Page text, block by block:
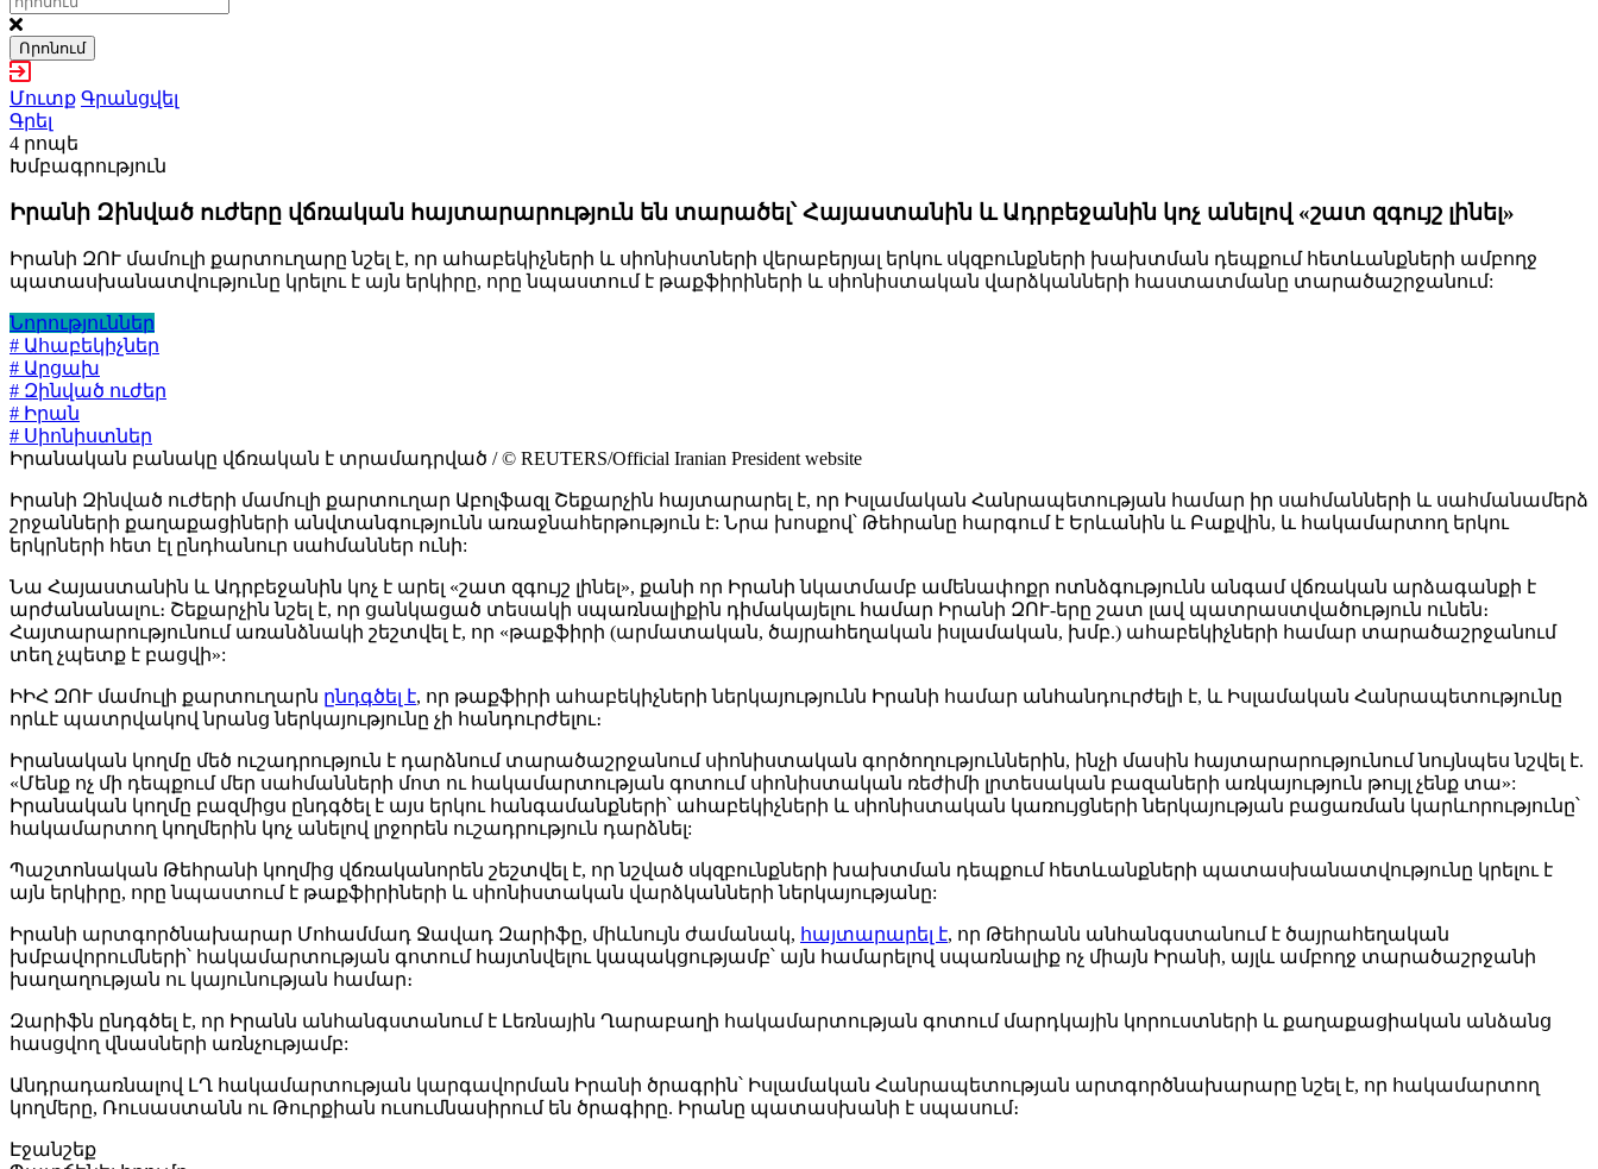
Որոնում
Մուտք Գրանցվել
Գրել
4 րոպե
Խմբագրություն
Իրանի Զինված ուժերը վճռական հայտարարություն են տարածել՝ Հայաստանին և Ադրբեջանին կոչ անելով «շատ զգույշ լինել»
Իրանի ԶՈՒ մամուլի քարտուղարը նշել է, որ ահաբեկիչների և սիոնիստների վերաբերյալ երկու սկզբունքների խախտման դեպքում հետևանքների ամբողջ
պատասխանատվությունը կրելու է այն երկիրը, որը նպաստում է թաքֆիրիների և սիոնիստական վարձկանների հաստատմանը տարածաշրջանում:
Նորություններ
# Ահաբեկիչներ
# Արցախ
# Զինված ուժեր
# Իրան
# Սիոնիստներ
Իրանական բանակը վճռական է տրամադրված / © REUTERS/Official Iranian President website
Իրանի Զինված ուժերի մամուլի քարտուղար Աբոլֆազլ Շեքարչին հայտարարել է, որ Իսլամական Հանրապետության համար իր սահմանների և սահմանամերձ
շրջանների քաղաքացիների անվտանգությունն առաջնահերթություն է: Նրա խոսքով՝ Թեհրանը հարգում է Երևանին և Բաքվին, և հակամարտող երկու
երկրների հետ էլ ընդհանուր սահմաններ ունի:
Նա Հայաստանին և Ադրբեջանին կոչ է արել «շատ զգույշ լինել», քանի որ Իրանի նկատմամբ ամենափոքր ոտնձգությունն անգամ վճռական արձագանքի է
արժանանալու։ Շեքարչին նշել է, որ ցանկացած տեսակի սպառնալիքին դիմակայելու համար Իրանի ԶՈՒ-երը շատ լավ պատրաստվածություն ունեն։
Հայտարարությունում առանձնակի շեշտվել է, որ «թաքֆիրի (արմատական, ծայրահեղական իսլամական, խմբ.) ահաբեկիչների համար տարածաշրջանում
տեղ չպետք է բացվի»:
ԻԻՀ ԶՈՒ մամուլի քարտուղարն ընդգծել է, որ թաքֆիրի ահաբեկիչների ներկայությունն Իրանի համար անհանդուրժելի է, և Իսլամական Հանրապետությունը
որևէ պատրվակով նրանց ներկայությունը չի հանդուրժելու։
Իրանական կողմը մեծ ուշադրություն է դարձնում տարածաշրջանում սիոնիստական գործողություններին, ինչի մասին հայտարարությունում նույնպես նշվել է.
«Մենք ոչ մի դեպքում մեր սահմանների մոտ ու հակամարտության գոտում սիոնիստական ռեժիմի լրտեսական բազաների առկայություն թույլ չենք տա»:
Իրանական կողմը բազմիցս ընդգծել է այս երկու հանգամանքների՝ ահաբեկիչների և սիոնիստական կառույցների ներկայության բացառման կարևորությունը՝
հակամարտող կողմերին կոչ անելով լրջորեն ուշադրություն դարձնել:
Պաշտոնական Թեհրանի կողմից վճռականորեն շեշտվել է, որ նշված սկզբունքների խախտման դեպքում հետևանքների պատասխանատվությունը կրելու է
այն երկիրը, որը նպաստում է թաքֆիրիների և սիոնիստական վարձկանների ներկայությանը:
Իրանի արտգործնախարար Մոհամմադ Ջավադ Զարիֆը, միևնույն ժամանակ, հայտարարել է, որ Թեհրանն անհանգստանում է ծայրահեղական
խմբավորումների՝ հակամարտության գոտում հայտնվելու կապակցությամբ՝ այն համարելով սպառնալիք ոչ միայն Իրանի, այլև ամբողջ տարածաշրջանի
խաղաղության ու կայունության համար։
Զարիֆն ընդգծել է, որ Իրանն անհանգստանում է Լեռնային Ղարաբաղի հակամարտության գոտում մարդկային կորուստների և քաղաքացիական անձանց
հասցվող վնասների առնչությամբ:
Անդրադառնալով ԼՂ հակամարտության կարգավորման Իրանի ծրագրին՝ Իսլամական Հանրապետության արտգործնախարարը նշել է, որ հակամարտող
կողմերը, Ռուսաստանն ու Թուրքիան ուսումնասիրում են ծրագիրը. Իրանը պատասխանի է սպասում։
Էջանշեք